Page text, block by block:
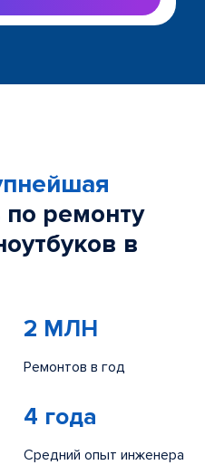
по ремонту
в
2 МЛН
Ремонтов в год
4 года
Средний опыт инженера